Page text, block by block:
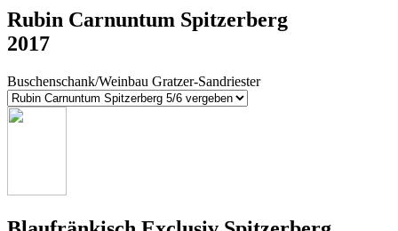
Rubin Carnuntum Spitzerberg
2017
Buschenschank/Weinbau Gratzer-Sandriester